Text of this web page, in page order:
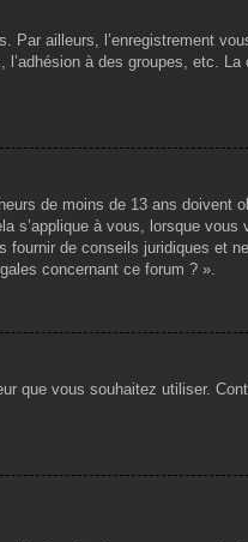
Par ailleurs, l’enregistrement
à des groupes, etc. La
de moins de 13 ans doivent
s’applique à vous, lorsque vous
fournir de conseils juridiques et
concernant ce forum ? ».
que vous souhaitez utiliser.